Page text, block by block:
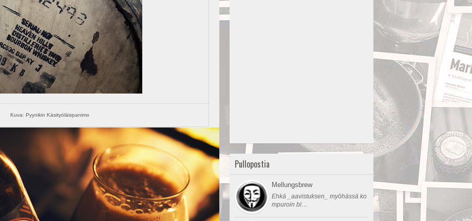
Kuva: Pyynikin Käsityöläispanimo
Pullopostia
Mellungsbrew
Ehkä _aavistuksen_ myöhässä ko
mpuroin bl…